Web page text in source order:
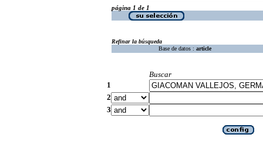
página 1 de 1
Refinar la búsqueda
Base de datos : article
Buscar
1
2
3